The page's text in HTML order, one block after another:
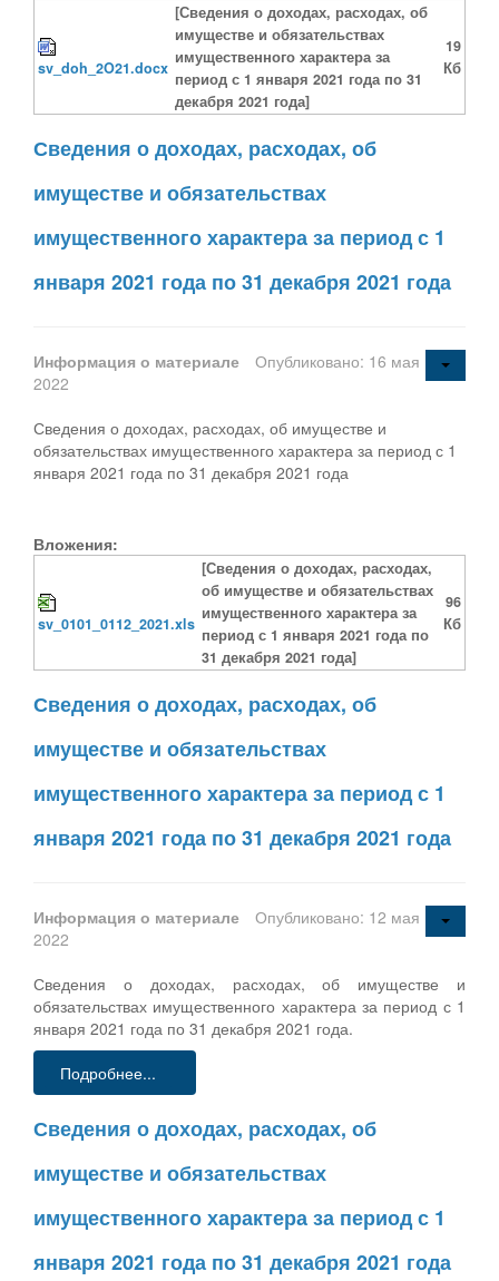
sv_doh_2O21.docx
[Сведения о доходах, расходах, об
имуществе и обязательствах
имущественного характера за
период с 1 января 2021 года по 31
декабря 2021 года]
19
Кб
Сведения о доходах, расходах, об
имуществе и обязательствах
имущественного характера за период с 1
января 2021 года по 31 декабря 2021 года
Информация о материале
Опубликовано: 16 мая
2022
Сведения о доходах, расходах, об имуществе и
обязательствах имущественного характера за период с 1
января 2021 года по 31 декабря 2021 года
Вложения:
sv_0101_0112_2021.xls
[Сведения о доходах, расходах,
об имуществе и обязательствах
имущественного характера за
период с 1 января 2021 года по
31 декабря 2021 года]
96
Кб
Сведения о доходах, расходах, об
имуществе и обязательствах
имущественного характера за период с 1
января 2021 года по 31 декабря 2021 года
Информация о материале
Опубликовано: 12 мая
2022
Сведения о доходах, расходах, об имуществе и
обязательствах имущественного характера за период с 1
января 2021 года по 31 декабря 2021 года.
Подробнее...
Сведения о доходах, расходах, об
имуществе и обязательствах
имущественного характера за период с 1
января 2021 года по 31 декабря 2021 года